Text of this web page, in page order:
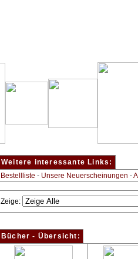
Weitere interessante Links:
Bestellliste - Unsere Neuerscheinungen -
Zeige:
Bücher - Übersicht: